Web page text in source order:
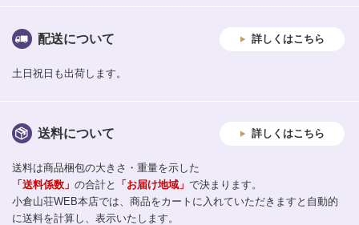
配送について 詳しくはこちら
土日祝日も出荷します。
送料について 詳しくはこちら
送料は商品梱包の大きさ・重量を示した
「送料係数」 の合計と 「お届け地域」 で決まります。
小倉山荘WEB本店では、商品をカートに入れていただきますと自動的
に送料を計算し、表示いたします。